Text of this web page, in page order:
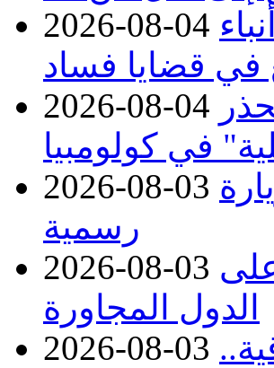
2026-08-04
قضايا فساد
2026-08-04
في كولومبيا
2026-08-03
رسمية
2026-08-03
الدول المجاورة
2026-08-03